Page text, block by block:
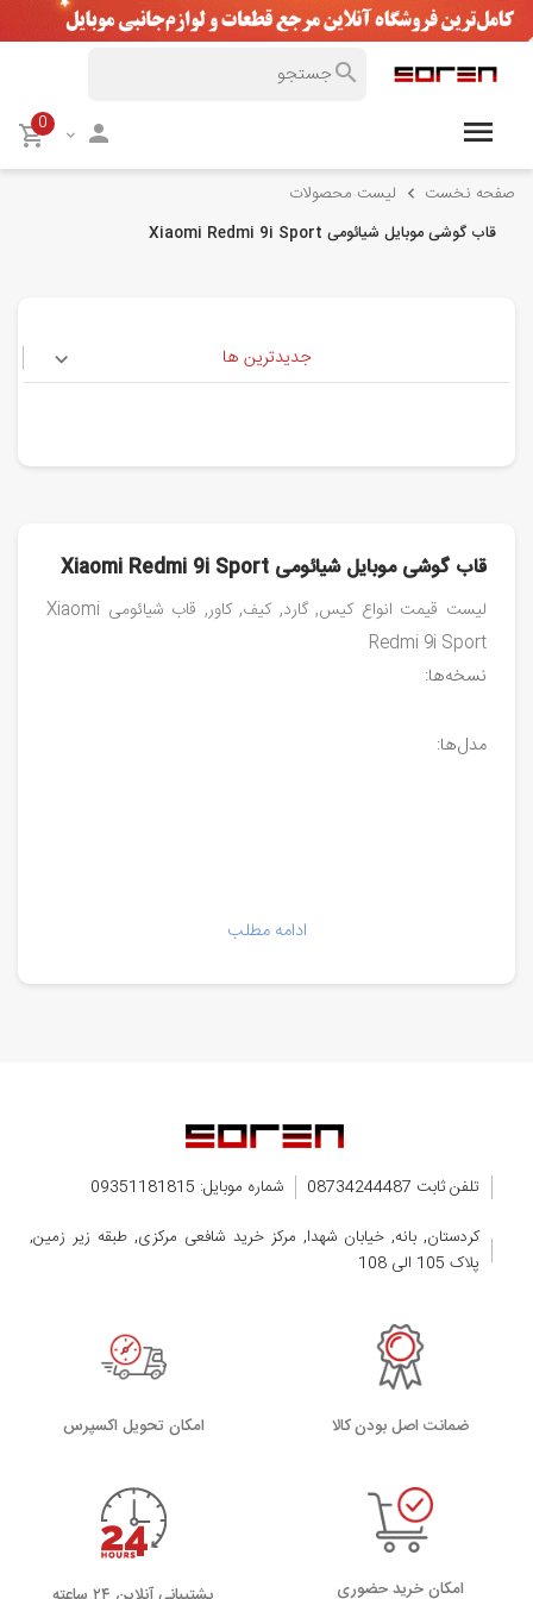
0
صفحه نخست لیست محصولات
قاب گوشی موبایل شیائومی Xiaomi Redmi 9i Sport
جدیدترین ها
قاب گوشی موبایل شیائومی Xiaomi Redmi 9i Sport
لیست قیمت انواع کیس, گارد, کیف, کاور, قاب شیائومی Xiaomi
Redmi 9i Sport
نسخه‌ها:
مدل‌ها:
ادامه مطلب
تلفن ثابت 08734244487
شماره موبایل: 09351181815
کردستان, بانه, خیابان شهدا, مرکز خرید شافعی مرکزی, طبقه زیر زمین,
پلاک 105 الی 108
ضمانت اصل بودن کالا اﻣﮑﺎن ﺗﺤﻮﯾﻞ اﮐﺴﭙﺮس
امکان خرید حضوری